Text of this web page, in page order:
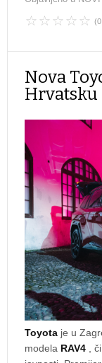
Nova
Hrvatsku
Toyota je u
modela RAV4
,